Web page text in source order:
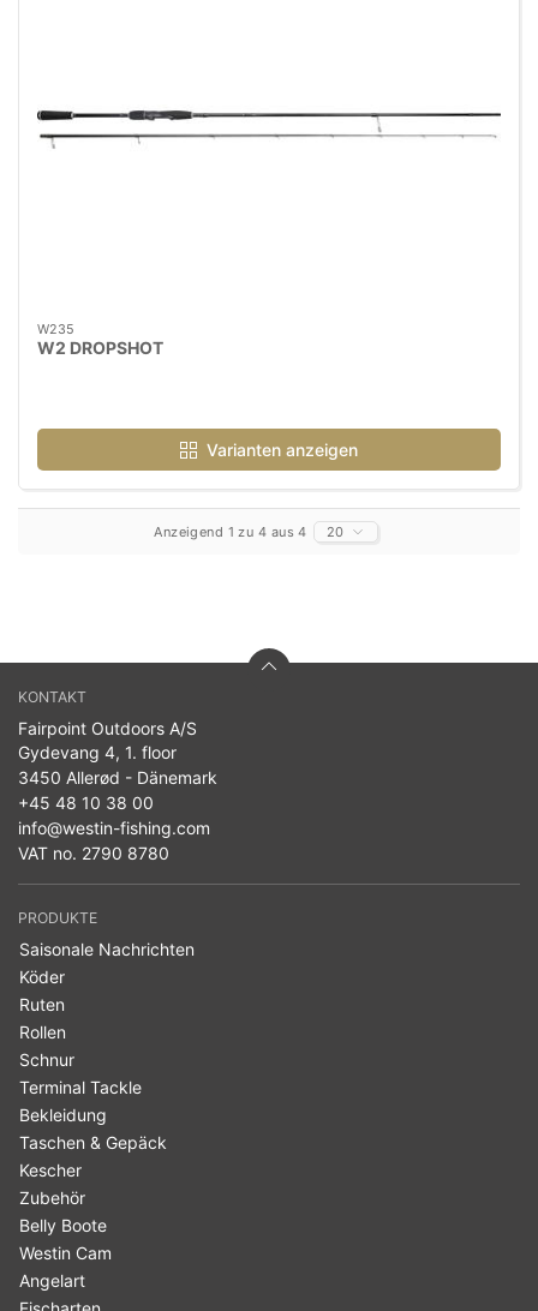
W235
W2 DROPSHOT
Varianten anzeigen
Anzeigend 1 zu 4 aus 4 20
KONTAKT
Fairpoint Outdoors A/S
Gydevang 4, 1. floor
3450 Allerød - Dänemark
+45 48 10 38 00
info@westin-fishing.com
VAT no. 2790 8780
PRODUKTE
Saisonale Nachrichten
Köder
Ruten
Rollen
Schnur
Terminal Tackle
Bekleidung
Taschen & Gepäck
Kescher
Zubehör
Belly Boote
Westin Cam
Angelart